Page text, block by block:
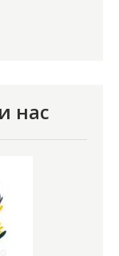
нас